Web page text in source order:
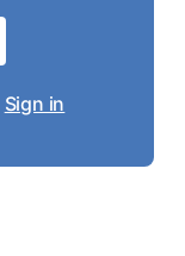
Sign in